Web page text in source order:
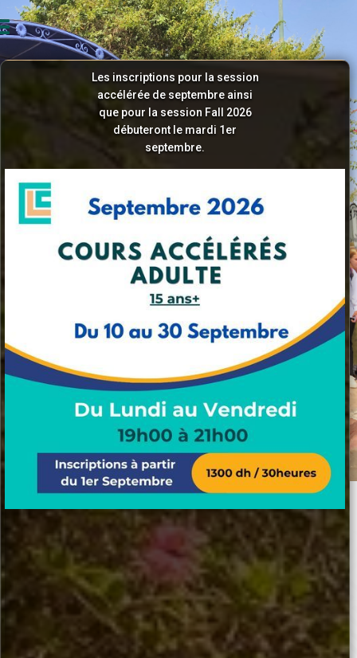
Les inscriptions pour la session
accélérée de septembre ainsi
que pour la session Fall 2026
débuteront le mardi 1er
septembre.
Apprendre l'anglais
sans stress.
Let's go!
Apprendre l'anglais
Découvrir le CLC